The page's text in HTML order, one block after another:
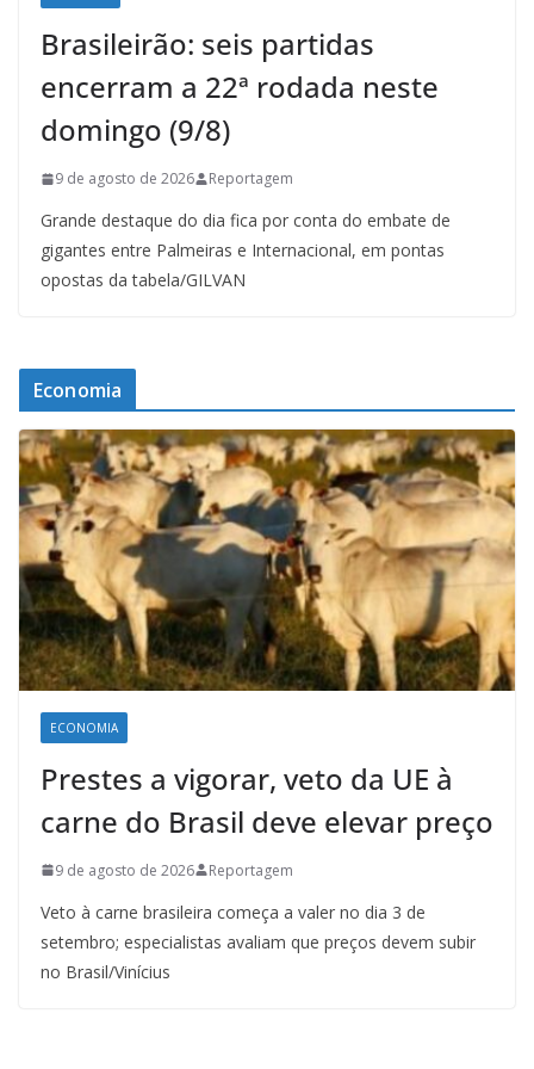
Brasileirão: seis partidas
encerram a 22ª rodada neste
domingo (9/8)
9 de agosto de 2026 Reportagem
Grande destaque do dia fica por conta do embate de
gigantes entre Palmeiras e Internacional, em pontas
opostas da tabela/GILVAN
Economia
ECONOMIA
Prestes a vigorar, veto da UE à
carne do Brasil deve elevar preço
9 de agosto de 2026 Reportagem
Veto à carne brasileira começa a valer no dia 3 de
setembro; especialistas avaliam que preços devem subir
no Brasil/Vinícius